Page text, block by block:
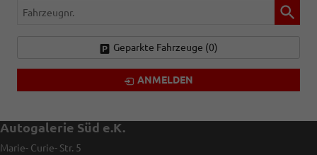
Fahrzeugnr.
Geparkte Fahrzeuge (0)
ANMELDEN
Autogalerie Süd e.K.
Marie- Curie- Str. 5